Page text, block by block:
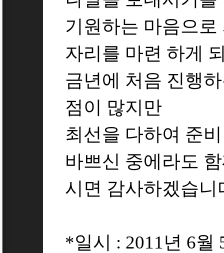
기원하는 마음으
자리를 마련 하게
금년에 처음 진행
점이 많지만
최선을 다하여 준
바쁘신 중에라도
시면 감사하겠습니
*일시 : 2011년 6월